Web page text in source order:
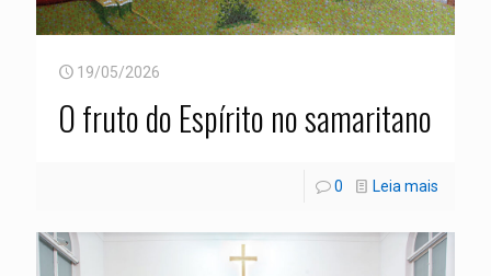
19/05/2026
O fruto do Espírito no samaritano
0 Leia mais